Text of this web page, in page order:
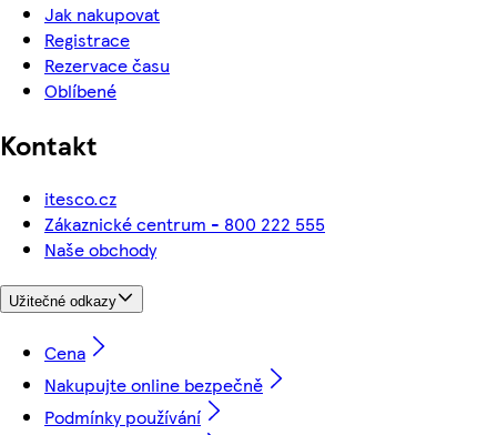
Jak nakupovat
Registrace
Rezervace času
Oblíbené
Kontakt
itesco.cz
Zákaznické centrum - 800 222 555
Naše obchody
Užitečné odkazy
Cena
Nakupujte online bezpečně
Podmínky používání